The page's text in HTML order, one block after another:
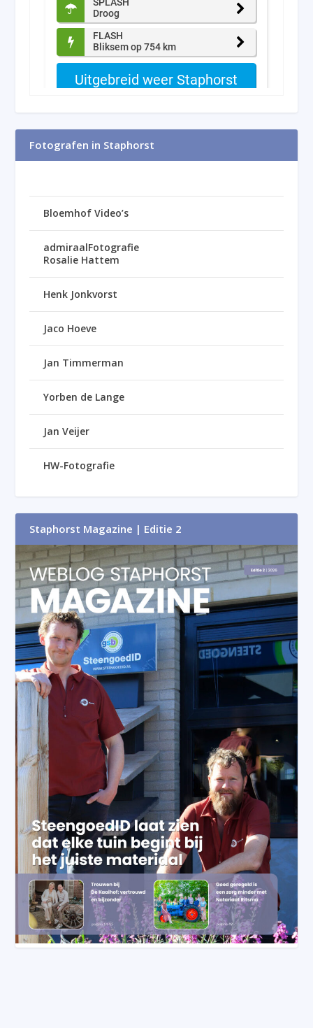
Fotografen in Staphorst
Bloemhof Video’s
admiraalFotografie
Rosalie Hattem
Henk Jonkvorst
Jaco Hoeve
Jan Timmerman
Yorben de Lange
Jan Veijer
HW-Fotografie
Staphorst Magazine | Editie 2